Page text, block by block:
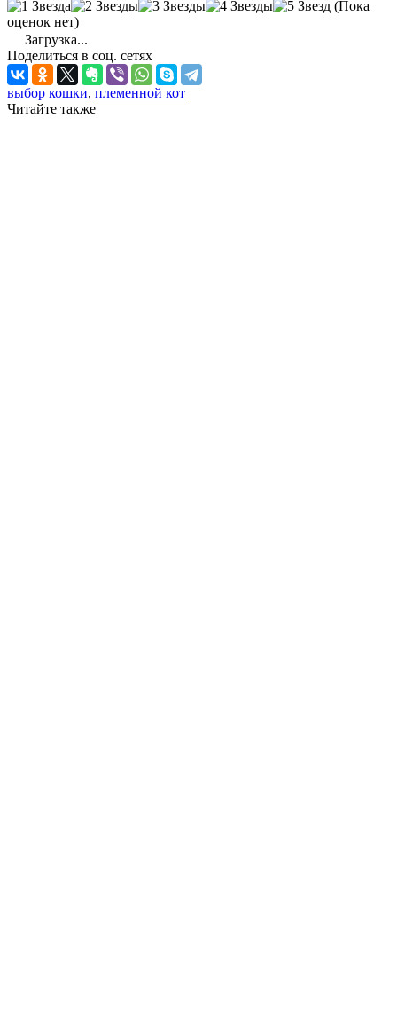
(Пока
оценок нет)
Загрузка...
Поделиться в соц. сетях
выбор кошки, племенной кот
Читайте также